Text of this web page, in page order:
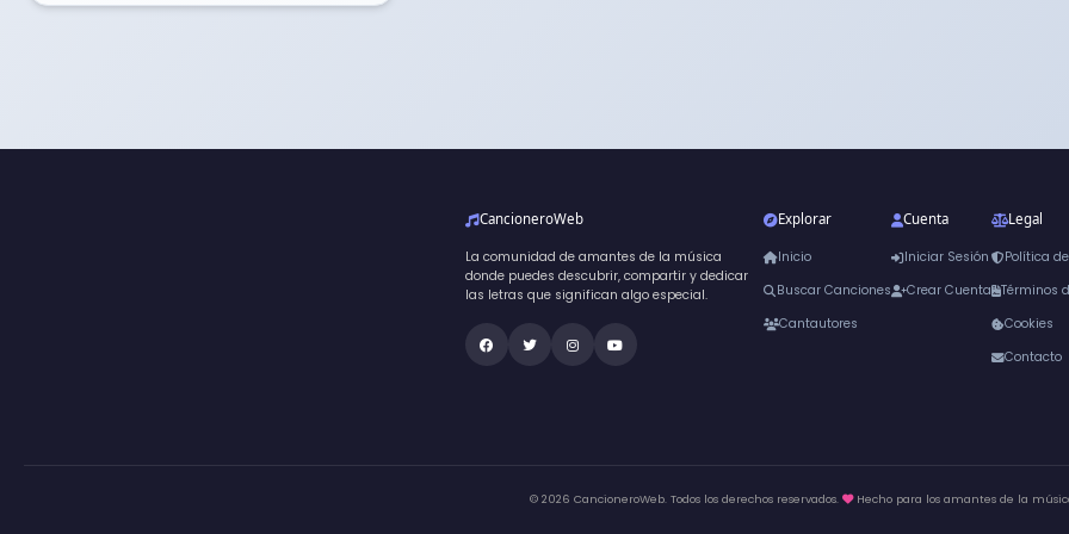
CancioneroWeb
La comunidad de amantes de la música
donde puedes descubrir, compartir y dedicar
las letras que significan algo especial.
Explorar
Inicio
Buscar Canciones
Cantautores
Cuenta
Iniciar Sesión
Crear Cuenta
Legal
Política
Términos
Cookies
Contacto
© 2026 CancioneroWeb. Todos los derechos reservados. Hecho para los amantes de la